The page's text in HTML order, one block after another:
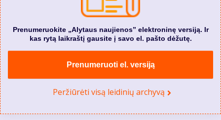
Prenumeruokite „Alytaus naujienos” elektroninę versiją. Ir
kas rytą laikraštį gausite į savo el. pašto dėžutę.
Prenumeruoti el. versiją
Peržiūrėti visą leidinių archyvą